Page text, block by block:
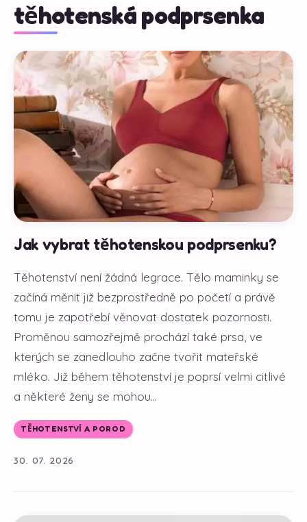
těhotenská podprsenka
Jak vybrat těhotenskou podprsenku?
Těhotenství není žádná legrace. Tělo maminky se
začíná měnit již bezprostředně po početí a právě
tomu je zapotřebí věnovat dostatek pozornosti.
Proměnou samozřejmě prochází také prsa, ve
kterých se zanedlouho začne tvořit mateřské
mléko. Již během těhotenství je poprsí velmi citlivé
a některé ženy se mohou...
TĚHOTENSTVÍ A POROD
30. 07. 2026